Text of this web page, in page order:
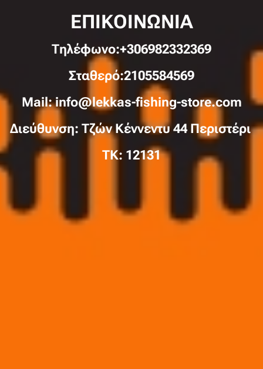
ΕΠΙΚΟΙΝΩΝΙΑ
Τηλέφωνo:+306982332369
Σταθερό:2105584569
Mail: info@lekkas-fishing-store.com
Διεύθυνση: Τζών Κέννεντυ 44 Περιστέρι
TK: 12131